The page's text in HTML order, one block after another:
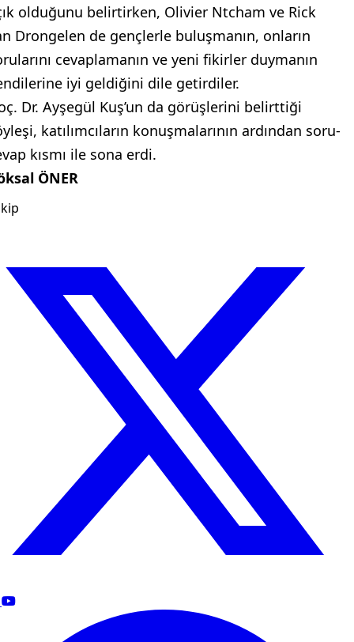
olduğunu belirtirken, Olivier Ntcham ve Rick
Drongelen de gençlerle buluşmanın, onların
cevaplamanın ve yeni fikirler duymanın
iyi geldiğini dile getirdiler.
Dr. Ayşegül Kuş’un da görüşlerini belirttiği
katılımcıların konuşmalarının ardından soru-
kısmı ile sona erdi.
ÖNER